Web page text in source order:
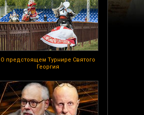
О предстоящем Турнире Святого
Георгия